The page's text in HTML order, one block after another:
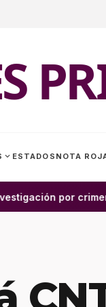
expand_more ESTADOS NOTA
por